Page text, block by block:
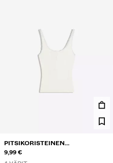
PITSIKORISTEINEN
OLKAINTOPPI NAPPIKAULA-
9,99 €